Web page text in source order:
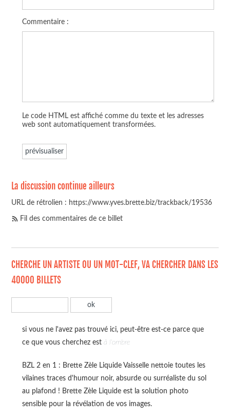
Commentaire :
Le code HTML est affiché comme du texte et les adresses
web sont automatiquement transformées.
La discussion continue ailleurs
URL de rétrolien : https://www.yves.brette.biz/trackback/19536
Fil des commentaires de ce billet
CHERCHE UN ARTISTE OU UN MOT-CLEF, VA CHERCHER DANS LES
40000 BILLETS
si vous ne l'avez pas trouvé ici, peut-être est-ce parce que
ce que vous cherchez est à l'ombre
BZL 2 en 1 : Brette Zèle Liquide Vaisselle nettoie toutes les
vilaines traces d'humour noir, absurde ou surréaliste du sol
au plafond ! Brette Zèle Liquide est la solution photo
sensible pour la révélation de vos images.